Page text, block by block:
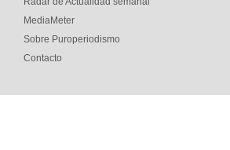
MediaMeter
Sobre Puroperiodismo
Contacto